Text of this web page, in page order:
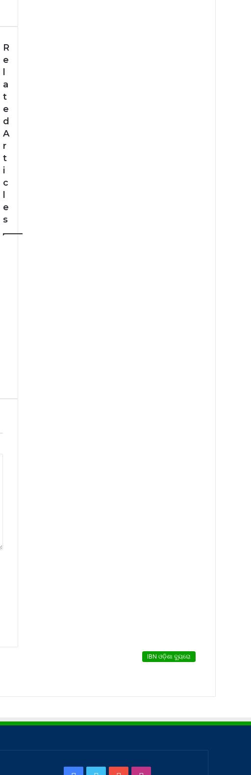
R
e
a
t
e
d
A
r
t
i
c
e
s
IBN ଓଡ଼ିଶା ବ୍ୟୁରୋ